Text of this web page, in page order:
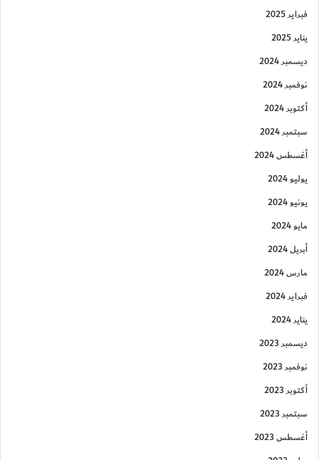
فبراير 2025
يناير 2025
ديسمبر 2024
نوفمبر 2024
أكتوبر 2024
سبتمبر 2024
أغسطس 2024
يوليو 2024
يونيو 2024
مايو 2024
أبريل 2024
مارس 2024
فبراير 2024
يناير 2024
ديسمبر 2023
نوفمبر 2023
أكتوبر 2023
سبتمبر 2023
أغسطس 2023